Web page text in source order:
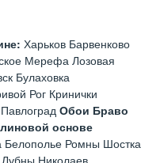
Харьков Барвенково
Мерефа Лозовая
Булаховка
Рог Кринички
Обои Браво
основе
Белополье Ромны Шостка
Лубны Николаев